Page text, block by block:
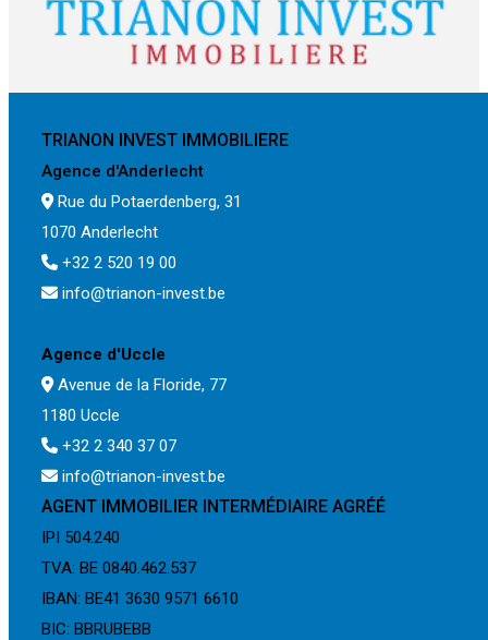
TRIANON INVEST IMMOBILIERE
Agence d'Anderlecht
Rue du Potaerdenberg, 31
1070 Anderlecht
+32 2 520 19 00
info@trianon-invest.be
Agence d'Uccle
Avenue de la Floride, 77
1180 Uccle
+32 2 340 37 07
info@trianon-invest.be
AGENT IMMOBILIER INTERMÉDIAIRE AGRÉÉ
IPI 504.240
TVA: BE 0840.462.537
IBAN: BE41 3630 9571 6610
BIC: BBRUBEBB